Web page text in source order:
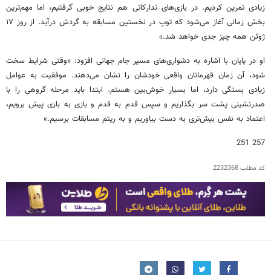
زیادی تمرین کردیم. در بازی‌های تدارکاتی هم نتایج خوبی گرفتیم، اما مهم‌ترین
بخش زمانی آغاز می‌شود که توپ در نخستین مسابقه به گردش درآید. از روز ۱۷
ژوئن همه چیز جدی خواهد شد.»
او در پایان با اشاره به دشواری‌های مسیر جام جهانی افزود: «وقتی شرایط سخت
شود، آن زمان قهرمانان واقعی خودشان را نشان می‌دهند. موفقیت به عوامل
زیادی بستگی دارد، اما بسیار خوش‌بین هستم. ابتدا باید مرحله گروهی را با
صدرنشینی پشت سر بگذاریم و سپس قدم به قدم و بازی به بازی پیش برویم،
اعتماد به نفس بیش‌تری به دست بیاوریم و به ریتم مسابقات برسیم.»
257 251
کد مطلب2232368